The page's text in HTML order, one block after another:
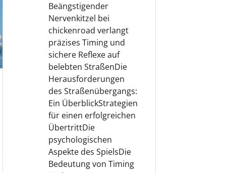
Beängstigender
Nervenkitzel bei
chickenroad verlangt
präzises Timing und
sichere Reflexe auf
belebten StraßenDie
Herausforderungen
des Straßenübergangs:
Ein ÜberblickStrategien
für einen erfolgreichen
ÜbertrittDie
psychologischen
Aspekte des SpielsDie
Bedeutung von Timing